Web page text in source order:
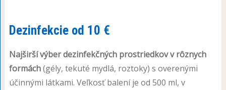
Dezinfekcie od 10 €
Najširší výber dezinfekčných prostriedkov v rôznych
formách(gély, tekuté mydlá, roztoky) s overenými
účinnými látkami. Veľkosť balení je od 500 ml, v